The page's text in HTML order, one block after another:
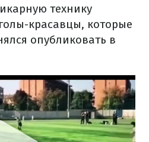
технику
красавцы, которые
опубликовать в